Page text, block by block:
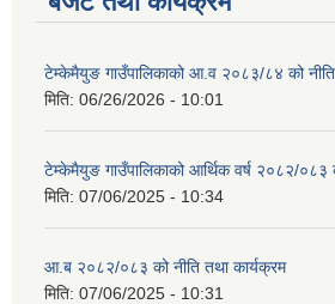
टेम्केमैयुङ गाउँपालिकाको आ.व २०८३/८४ को नीति
मिति: 06/26/2026 - 10:01
टेम्केमैयुङ गाउँपालिकाको आर्थिक वर्ष २०८२/०८३
मिति: 07/06/2025 - 10:34
आ.ब २०८२/०८३ को नीति तथा कार्यक्रम
मिति: 07/06/2025 - 10:31